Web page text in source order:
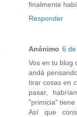
finalmente
Responder
Anónimo 6
Vos en tu blog
andá
tirar cosas en
pasar,
"primicia" tiene
Así que